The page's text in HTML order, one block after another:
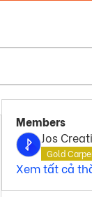
Members
Jos
Gold
Xem tất cả